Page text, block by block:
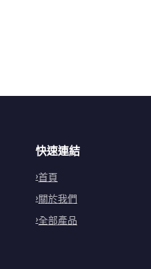
快速連結
首頁
關於我們
全部產品